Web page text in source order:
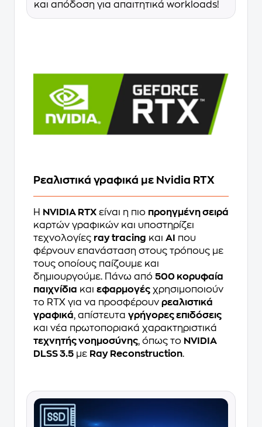
και απόδοση για απαιτητικά workloads!
Ρεαλιστικά γραφικά με Nvidia RTX
Η NVIDIA RTX είναι η πιο προηγμένη σειρά
καρτών γραφικών και υποστηρίζει
τεχνολογίες ray tracing και AI
που
φέρνουν επανάσταση στους τρόπους με
τους οποίους παίζουμε και
δημιουργούμε. Πάνω από 500 κορυφαία
παιχνίδια και εφαρμογές χρησιμοποιούν
το RTX για να προσφέρουν ρεαλιστικά
γραφικά, απίστευτα γρήγορες επιδόσεις
και νέα πρωτοποριακά χαρακτηριστικά
τεχνητής νοημοσύνης, όπως το NVIDIA
DLSS 3.5 με Ray Reconstruction.